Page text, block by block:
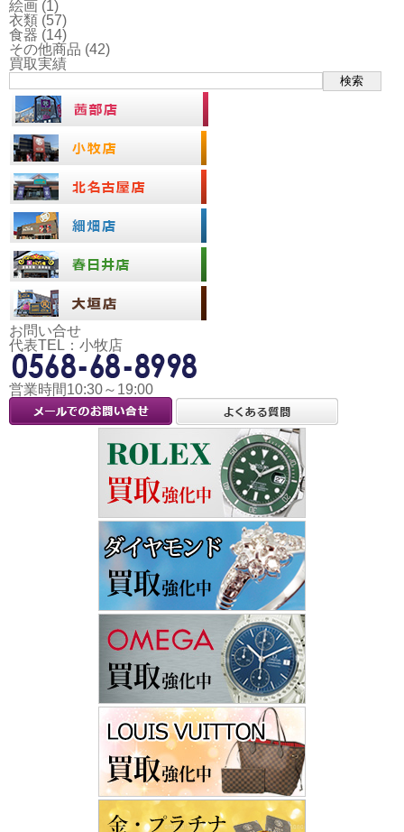
絵画 (1)
衣類 (57)
食器 (14)
その他商品 (42)
買取実績
検索
お問い合せ
代表TEL：小牧店
営業時間10:30～19:00